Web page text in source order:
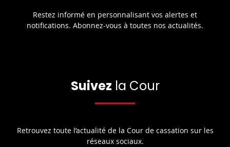
Restez informé en personnalisant vos alertes et
notifications. Abonnez-vous à toutes nos actualités.
Suivez la Cour
Retrouvez toute l’actualité de la Cour de cassation sur les
réseaux sociaux.